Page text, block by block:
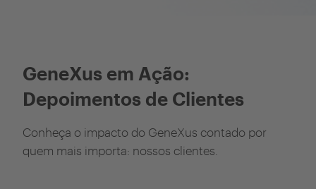
GeneXus em Ação:
Depoimentos de Clientes
Conheça o impacto do GeneXus contado por
quem mais importa: nossos clientes.